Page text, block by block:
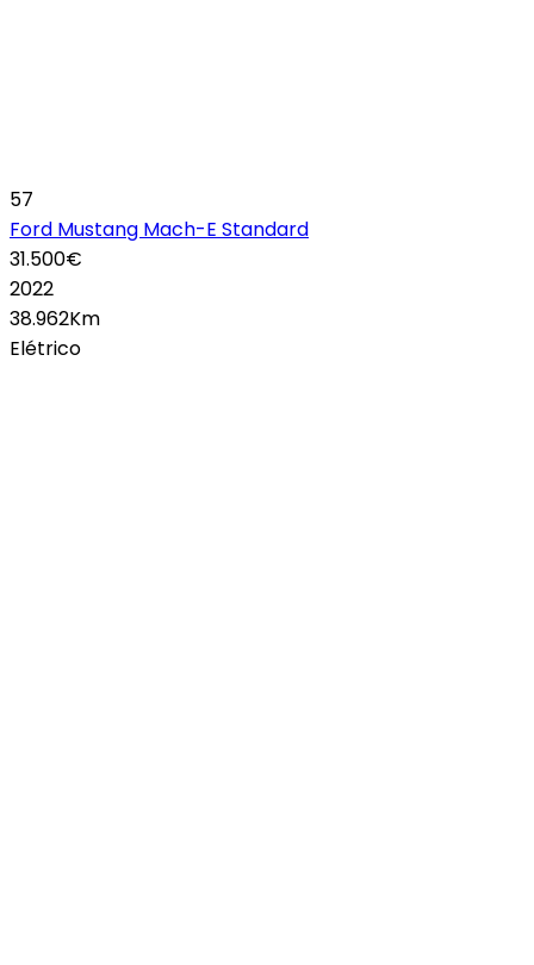
57
Ford Mustang Mach-E Standard
31.500€
2022
38.962Km
Elétrico